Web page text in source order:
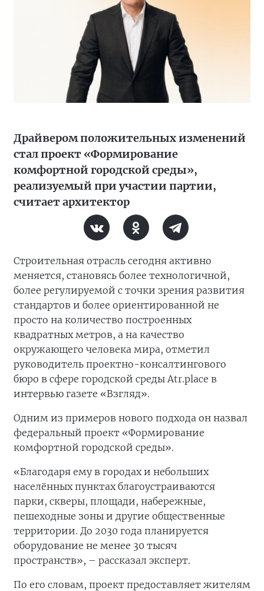
Драйвером положительных изменений
стал проект «Формирование
комфортной городской среды»,
реализуемый при участии партии,
считает архитектор
Строительная отрасль сегодня активно
меняется, становясь более технологичной,
более регулируемой с точки зрения развития
стандартов и более ориентированной не
просто на количество построенных
квадратных метров, а на качество
окружающего человека мира, отметил
руководитель проектно-консалтингового
бюро в сфере городской среды Atr.place в
интервью газете «Взгляд».
Одним из примеров нового подхода он назвал
федеральный проект «Формирование
комфортной городской среды».
«Благодаря ему в городах и небольших
населённых пунктах благоустраиваются
парки, скверы, площади, набережные,
пешеходные зоны и другие общественные
территории. До 2030 года планируется
оборудование не менее 30 тысяч
пространств», – рассказал эксперт.
По его словам, проект предоставляет жителям